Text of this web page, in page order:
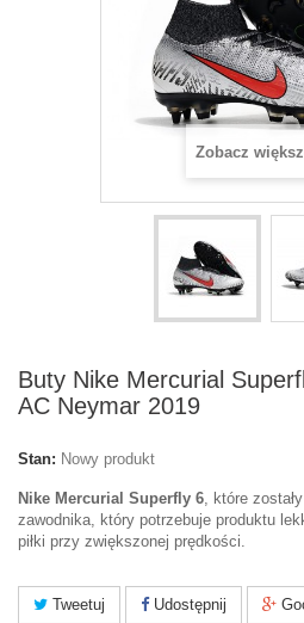
Zobacz
Buty Nike Mercurial
AC Neymar 2019
Stan: Nowy produkt
Nike Mercurial Superfly 6, które
zawodnika, który potrzebuje produktu
piłki przy zwiększonej prędkości.
Tweetuj Udostępnij